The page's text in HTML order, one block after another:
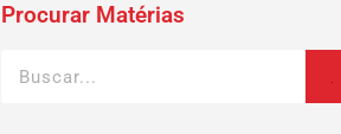
Procurar Matérias